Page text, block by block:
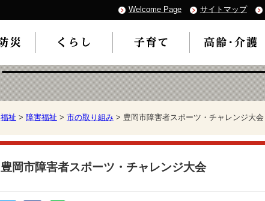
Welcome Page サイトマップ
福祉 > 障害福祉 > 市の取り組み > 豊岡市障害者スポーツ・チャレンジ大会
豊岡市障害者スポーツ・チャレンジ大会